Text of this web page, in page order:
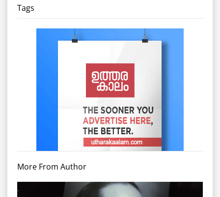
Tags
More From Author